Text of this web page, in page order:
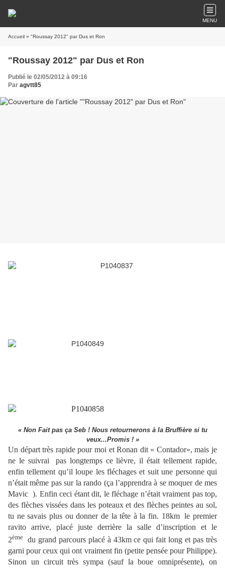
MENU
Accueil » "Roussay 2012" par Dus et Ron
"Roussay 2012" par Dus et Ron
Publié le 02/05/2012 à 09:16
Par agvtt85
« Non Fait pas ça Seb ! Nous retournerons à la Bruffière si tu
veux...Promis ! »
Un départ très rapide pour moi et Ronan dit « Contador», mais je
ne le suivrai
pas longtemps ce lièvre, il était tellement rapide,
enfin tellement qu’il loupe les fléchages et suit une personne qui
n’était même pas sur la rando (ça l’apprendra à se moquer de mes
Mavic !). Enfin ceci étant dit, le fléchage n’était vraiment pas top,
des flèches vissées dans les poteaux et des flèches peintes au sol,
tu ne savais plus ou donner de la tête à la fin. 18km, le premier
ravito arrive, placé juste derrière la salle d’inscription et le
2ème du grand parcours placé à 43km ce qui fait long et pas très
garni pour ceux qui ont vraiment fin (petite pensée pour Philippe).
Sinon un circuit très sympa (sauf la boue omniprésente), on